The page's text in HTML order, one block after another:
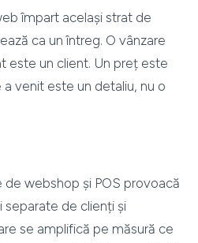
împart același strat de
ca un întreg. O vânzare
este un client. Un preț este
a venit este un detaliu, nu o
webshop și POS provoacă
separate de clienți și
se amplifică pe măsură ce